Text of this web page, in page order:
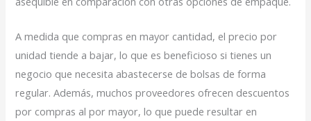
A medida que compras en mayor cantidad, el precio por
unidad tiende a bajar, lo que es beneficioso si tienes un
negocio que necesita abastecerse de bolsas de forma
regular. Además, muchos proveedores ofrecen descuentos
por compras al por mayor, lo que puede resultar en